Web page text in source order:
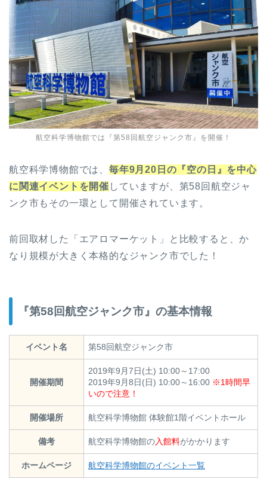
航空科学博物館では『第58回航空ジャンク市』を開催！
航空科学博物館では、 毎年9月20日の『空の日』を中心
に関連イベントを開催 していますが、第58回航空ジャ
ンク市もその一環として開催されています。
前回取材した「エアロマーケット」と比較すると、か
なり規模が大きく本格的なジャンク市でした！
『第58回航空ジャンク市』の基本情報
イベント名 第58回航空ジャンク市
開催期間
2019年9月7日(土) 10:00～17:00
2019年9月8日(日) 10:00～16:00 ※1時間早
いので注意！
開催場所 航空科学博物館 体験館1階イベントホール
備考 航空科学博物館の入館料がかかります
ホームページ 航空科学博物館のイベント一覧